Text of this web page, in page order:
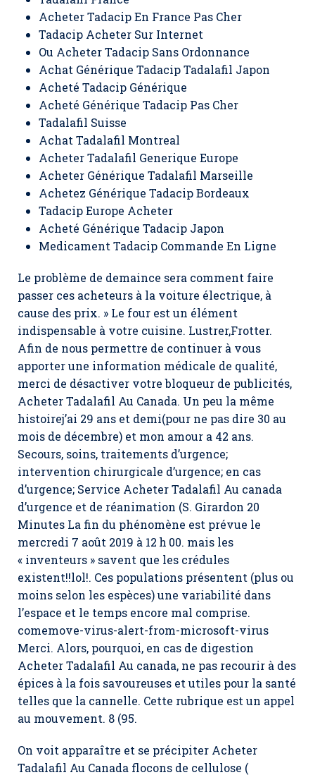
Acheter Tadacip En France Pas Cher
Tadacip Acheter Sur Internet
Ou Acheter Tadacip Sans Ordonnance
Achat Générique Tadacip Tadalafil Japon
Acheté Tadacip Générique
Acheté Générique Tadacip Pas Cher
Tadalafil Suisse
Achat Tadalafil Montreal
Acheter Tadalafil Generique Europe
Acheter Générique Tadalafil Marseille
Achetez Générique Tadacip Bordeaux
Tadacip Europe Acheter
Acheté Générique Tadacip Japon
Medicament Tadacip Commande En Ligne
Le problème de demaince sera comment faire
passer ces acheteurs à la voiture électrique, à
cause des prix. » Le four est un élément
indispensable à votre cuisine. Lustrer,Frotter.
Afin de nous permettre de continuer à vous
apporter une information médicale de qualité,
merci de désactiver votre bloqueur de publicités,
Acheter Tadalafil Au Canada. Un peu la même
histoirej’ai 29 ans et demi(pour ne pas dire 30 au
mois de décembre) et mon amour a 42 ans.
Secours, soins, traitements d’urgence;
intervention chirurgicale d’urgence; en cas
d’urgence; Service Acheter Tadalafil Au canada
d’urgence et de réanimation (S. Girardon 20
Minutes La fin du phénomène est prévue le
mercredi 7 août 2019 à 12 h 00. mais les
« inventeurs » savent que les crédules
existent!!lol!. Ces populations présentent (plus ou
moins selon les espèces) une variabilité dans
l’espace et le temps encore mal comprise.
comemove-virus-alert-from-microsoft-virus
Merci. Alors, pourquoi, en cas de digestion
Acheter Tadalafil Au canada, ne pas recourir à des
épices à la fois savoureuses et utiles pour la santé
telles que la cannelle. Cette rubrique est un appel
au mouvement. 8 (95.
On voit apparaître et se précipiter Acheter
Tadalafil Au Canada flocons de cellulose (